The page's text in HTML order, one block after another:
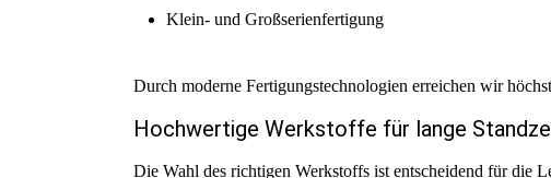
Klein- und Großserienfertigung
Durch moderne Fertigungstechnologien erreichen wir
Hochwertige Werkstoffe für lange
Die Wahl des richtigen Werkstoffs ist entscheidend für die